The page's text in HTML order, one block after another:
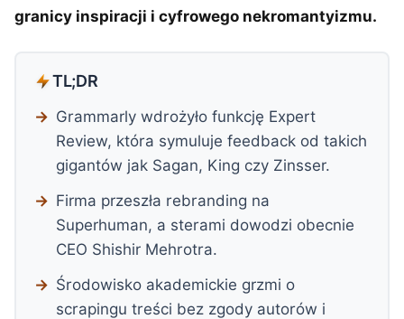
granicy inspiracji i cyfrowego nekromantyizmu.
TL;DR
Grammarly wdrożyło funkcję Expert
Review, która symuluje feedback od takich
gigantów jak Sagan, King czy Zinsser.
Firma przeszła rebranding na
Superhuman, a sterami dowodzi obecnie
CEO Shishir Mehrotra.
Środowisko akademickie grzmi o
scrapingu treści bez zgody autorów i